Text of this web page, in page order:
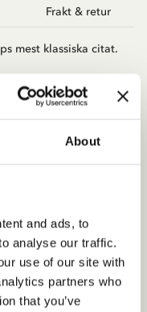
About
and ads, to
analyse our traffic.
use of our site with
partners who
that you’ve
Frakt & retur
mest klassiska citat.
x 65 mm. Motivet
BÖCKER